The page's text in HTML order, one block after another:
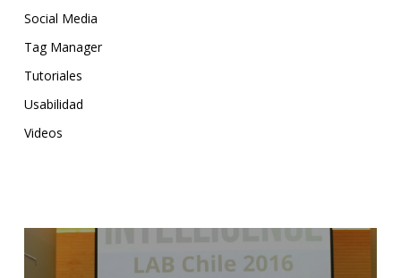
Social Media
Tag Manager
Tutoriales
Usabilidad
Videos